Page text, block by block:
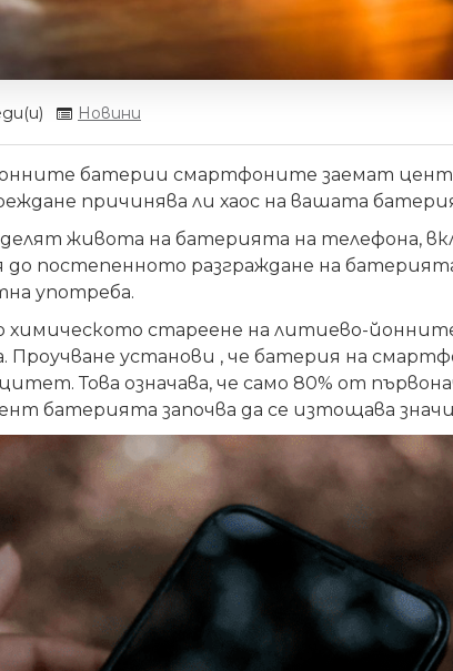
Новини
батерии смартфоните заемат
причинява ли хаос на вашата
живота на батерията на телефона,
до постепенното разграждане на
употреба.
стареене на литиево-
установи , че батерия на
Това означава, че само 80% от
батерията започва да се изтощава